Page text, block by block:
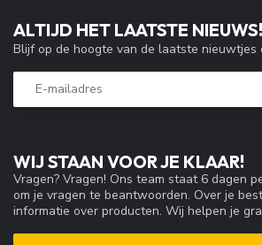
WIJ STAAN VOOR JE KLAAR!
Vragen? Vragen! Ons team staat 6 dagen
om je vragen te beantwoorden. Over je
informatie over producten. Wij helpen je
ALTIJD HET LAATSTE NIEUWS!
Blijf op de hoogte van de laatste nieuwtjes